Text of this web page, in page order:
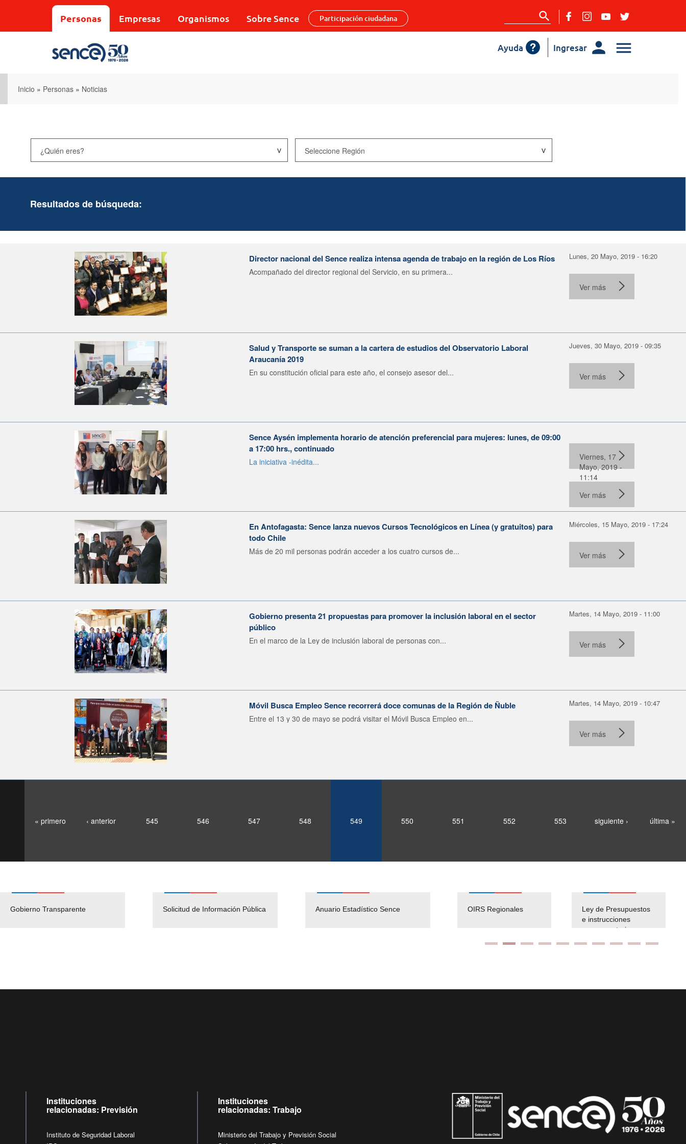
Personas Empresas Organismos Sobre Sence Participación ciudadana
Ingresar
Ayuda
Inicio » Personas » Noticias
Resultados de búsqueda:
Director nacional del Sence realiza intensa agenda de trabajo en la región de Los Ríos
Acompañado del director regional del Servicio, en su primera...
Lunes, 20 Mayo, 2019 - 16:20
Ver más
Salud y Transporte se suman a la cartera de estudios del Observatorio Laboral
Araucanía 2019
En su constitución oficial para este año, el consejo asesor del...
Jueves, 30 Mayo, 2019 - 09:35
Ver más
Sence Aysén implementa horario de atención preferencial para mujeres: lunes, de 09:00
a 17:00 hrs., continuado
La iniciativa -inédita...
Viernes, 17
Mayo, 2019 -
11:14
Ver más
En Antofagasta: Sence lanza nuevos Cursos Tecnológicos en Línea (y gratuitos) para
todo Chile
Más de 20 mil personas podrán acceder a los cuatro cursos de...
Miércoles, 15 Mayo, 2019 - 17:24
Ver más
Gobierno presenta 21 propuestas para promover la inclusión laboral en el sector
público
En el marco de la Ley de inclusión laboral de personas con...
Martes, 14 Mayo, 2019 - 11:00
Ver más
Móvil Busca Empleo Sence recorrerá doce comunas de la Región de Ñuble
Entre el 13 y 30 de mayo se podrá visitar el Móvil Busca Empleo en...
Martes, 14 Mayo, 2019 - 10:47
Ver más
« primero ‹ anterior 545 546 547 548 549 550 551 552 553 siguiente › última »
Gobierno Transparente Solicitud de Información Pública Anuario Estadístico Sence
Pago Proveedores
Empleos Públicos
Solicitud Audiencias y
OIRS Regionales
Ley de Presupuestos
e instrucciones
presuspuetarias
Instituciones
relacionadas: Previsión
Instituto de Seguridad Laboral
Instituciones
relacionadas: Trabajo
Ministerio del Trabajo y Previsión Social